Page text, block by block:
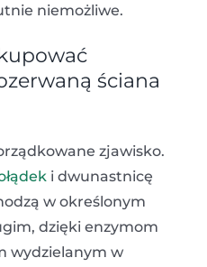
niemożliwe.
ściana
zjawisko.
i dwunastnicę
w określonym
dzięki enzymom
wydzielanym w